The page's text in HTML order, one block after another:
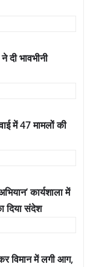
दी भावभीनी
में 47 मामलों की
कार्यशाला में
दिया संदेश
विमान में लगी आग,